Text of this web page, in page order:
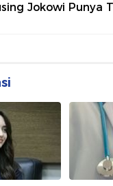
Jokowi Punya